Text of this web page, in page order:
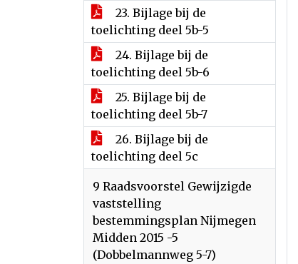
23. Bijlage bij de
toelichting deel 5b-5
24. Bijlage bij de
toelichting deel 5b-6
25. Bijlage bij de
toelichting deel 5b-7
26. Bijlage bij de
toelichting deel 5c
9 Raadsvoorstel Gewijzigde
vaststelling
bestemmingsplan Nijmegen
Midden 2015 -5
(Dobbelmannweg 5-7)